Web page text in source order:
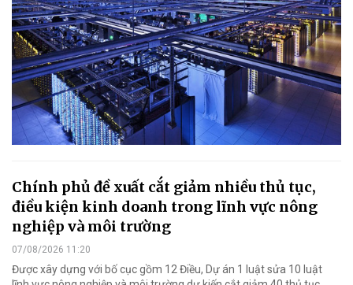
Chính phủ đề xuất cắt giảm nhiều thủ tục,
điều kiện kinh doanh trong lĩnh vực nông
nghiệp và môi trường
07/08/2026 11:20
Được xây dựng với bố cục gồm 12 Điều, Dự án 1 luật sửa 10 luật